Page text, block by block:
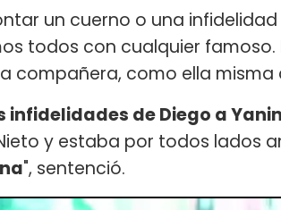
un cuerno o una
todos con cualquier famoso.
compañera, como ella misma
infidelidades de Diego a
y estaba por todos lados
", sentenció.